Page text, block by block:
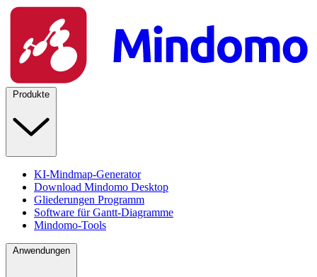
Produkte
KI-Mindmap-Generator
Download Mindomo Desktop
Gliederungen Programm
Software für Gantt-Diagramme
Mindomo-Tools
Anwendungen